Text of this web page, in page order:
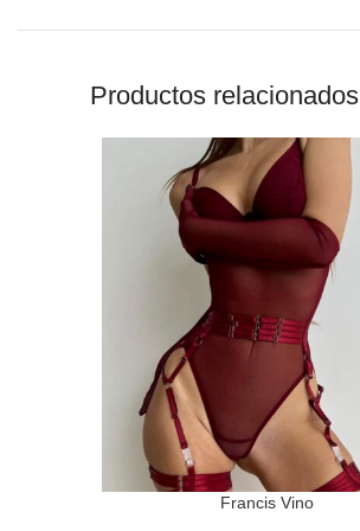
Productos relacionados
SELECCIONAR OPCIONES
Francis Vino